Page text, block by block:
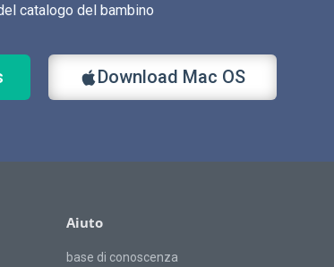
catalogo del bambino
Download Mac OS
Aiuto
base di conoscenza